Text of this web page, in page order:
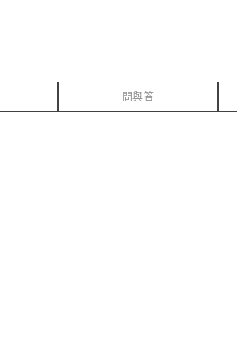
問與答